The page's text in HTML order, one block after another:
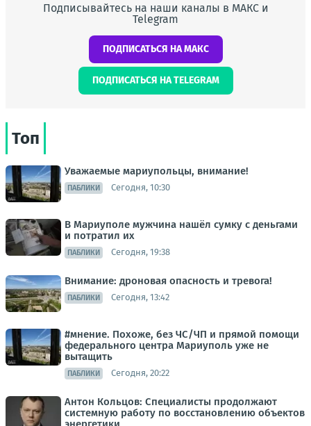
Подписывайтесь на наши каналы в МАКС и
Telegram
ПОДПИСАТЬСЯ НА МАКС
ПОДПИСАТЬСЯ НА TELEGRAM
Топ
Уважаемые мариупольцы, внимание!
ПАБЛИКИ Сегодня, 10:30
В Мариуполе мужчина нашёл сумку с деньгами
и потратил их
ПАБЛИКИ Сегодня, 19:38
Внимание: дроновая опасность и тревога!
ПАБЛИКИ Сегодня, 13:42
#мнение. Похоже, без ЧС/ЧП и прямой помощи
федерального центра Мариуполь уже не
вытащить
ПАБЛИКИ Сегодня, 20:22
Антон Кольцов: Специалисты продолжают
системную работу по восстановлению объектов